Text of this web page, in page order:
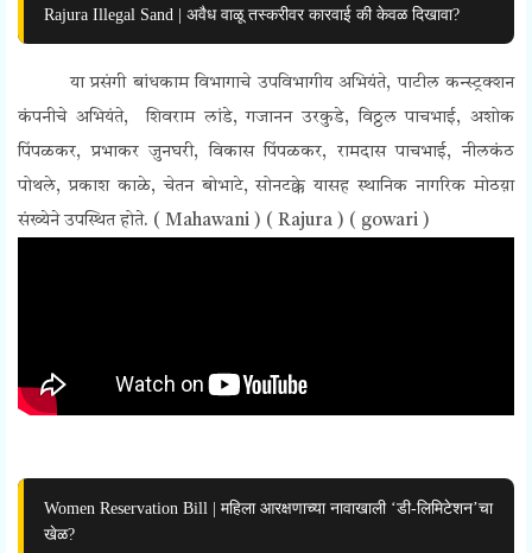
Rajura Illegal Sand | अवैध वाळू तस्करीवर कारवाई की केवळ दिखावा?
या प्रसंगी बांधकाम विभागाचे उपविभागीय अभियंते, पाटील कन्स्ट्रक्शन
कंपनीचे अभियंते, शिवराम लांडे, गजानन उरकुडे, विठ्ठल पाचभाई, अशोक
पिंपळकर, प्रभाकर जुनघरी, विकास पिंपळकर, रामदास पाचभाई, नीलकंठ
पोथले, प्रकाश काळे, चेतन बोभाटे, सोनटक्के यासह स्थानिक नागरिक मोठय़ा
संख्येने उपस्थित होते. ( Mahawani ) ( Rajura ) ( gowari )
Women Reservation Bill | महिला आरक्षणाच्या नावाखाली ‘डी-लिमिटेशन’चा
खेळ?